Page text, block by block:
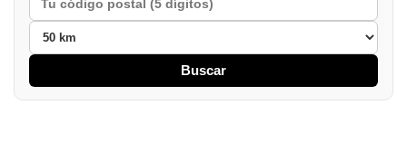
Buscar